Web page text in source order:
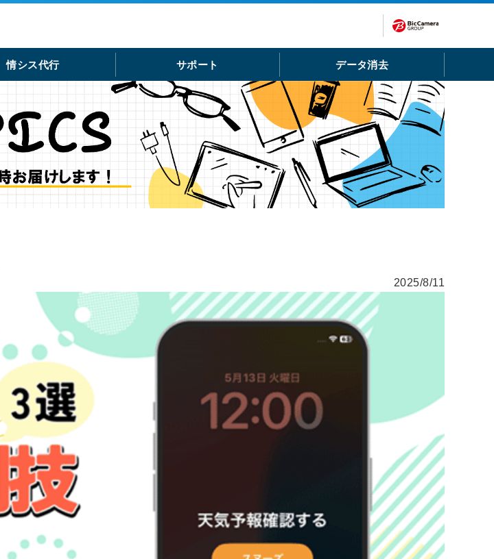
情シス代行 サポート データ消去
2025/8/11